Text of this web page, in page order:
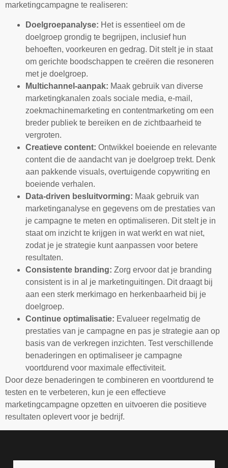
marketingcampagne te realiseren:
Doelgroepanalyse: Het is essentieel om de
doelgroep grondig te begrijpen, inclusief hun
behoeften, voorkeuren en gedrag. Dit stelt je in staat
om gerichte boodschappen te creëren die resoneren
met je doelgroep.
Multichannel-aanpak: Maak gebruik van diverse
marketingkanalen zoals sociale media, e-mail,
zoekmachinemarketing en contentmarketing om een
breder publiek te bereiken en de zichtbaarheid te
vergroten.
Creatieve content: Ontwikkel boeiende en relevante
content die de aandacht van je doelgroep trekt. Denk
aan pakkende visuals, overtuigende copywriting en
boeiende verhalen.
Data-driven besluitvorming: Maak gebruik van
marketinganalyse en gegevens om de prestaties van
je campagne te meten en optimaliseren. Dit stelt je in
staat om inzicht te krijgen in wat werkt en wat niet,
zodat je je strategie kunt aanpassen voor betere
resultaten.
Consistente branding: Zorg ervoor dat je branding
consistent is in al je marketinguitingen. Dit draagt bij
aan een sterk merkimago en herkenbaarheid bij je
doelgroep.
Continue optimalisatie: Evalueer regelmatig de
prestaties van je campagne en pas je strategie aan op
basis van de verkregen inzichten. Test verschillende
benaderingen en optimaliseer je campagne
voortdurend voor maximale effectiviteit.
Door deze benaderingen te combineren en voortdurend te
testen en te verbeteren, kun je een effectieve
marketingcampagne opzetten en uitvoeren die positieve
resultaten oplevert voor je bedrijf.